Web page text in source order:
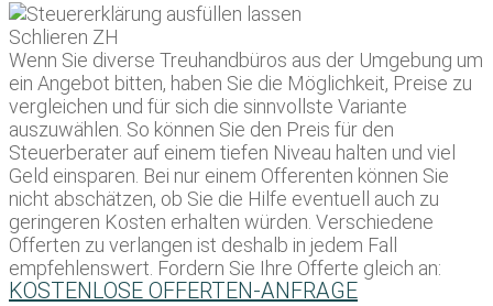
Wenn Sie diverse Treuhandbüros aus der Umgebung um
ein Angebot bitten, haben Sie die Möglichkeit, Preise zu
vergleichen und für sich die sinnvollste Variante
auszuwählen. So können Sie den Preis für den
Steuerberater auf einem tiefen Niveau halten und viel
Geld einsparen. Bei nur einem Offerenten können Sie
nicht abschätzen, ob Sie die Hilfe eventuell auch zu
geringeren Kosten erhalten würden. Verschiedene
Offerten zu verlangen ist deshalb in jedem Fall
empfehlenswert. Fordern Sie Ihre Offerte gleich an:
KOSTENLOSE OFFERTEN-ANFRAGE